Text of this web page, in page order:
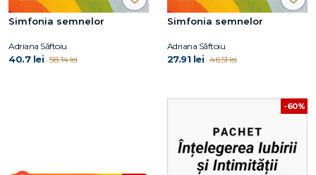
Simfonia semnelor
Adriana Săftoiu
40.7 lei 58.14 lei
Simfonia semnelor
Adriana Săftoiu
27.91 lei 46.51 lei
-60%